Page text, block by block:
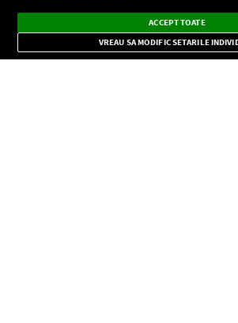
Dark
Mode
Radio live, podcasturi, știri și alerte
importante.
ACCEPT TOATE
VREAU SA MODIFIC SETARILE